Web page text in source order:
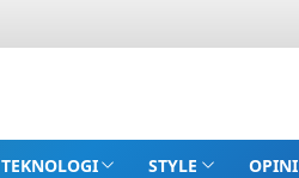
TEKNOLOGI STYLE OPINI